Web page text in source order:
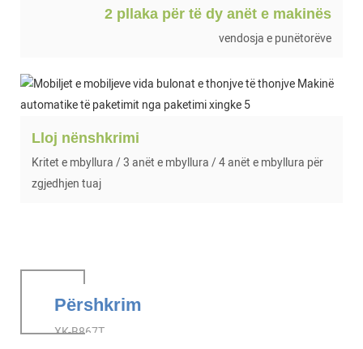
2 pllaka për të dy anët e makinës
vendosja e punëtorëve
Lloj nënshkrimi
Kritet e mbyllura / 3 anët e mbyllura / 4 anët e mbyllura për
zgjedhjen tuaj
Përshkrim
XK-B867T